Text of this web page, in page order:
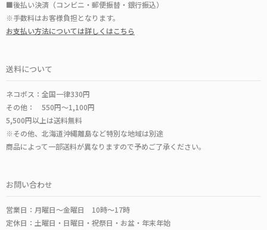
■後払い決済（コンビニ・郵便振替・銀行振込）
※手数料はお客様負担となります。
お支払い方法については詳しくはこちら
送料について
ネコポス：全国一律330円
その他： 550円～1,100円
5,500円以上は送料無料
※その他、北海道沖縄離島など特別な地域は別途
商品によって一部送料が異なりますので予めご了承ください。
お問い合わせ
営業日：月曜日～金曜日 10時～17時
定休日：土曜日・日曜日・祝祭日・お盆・年末年始